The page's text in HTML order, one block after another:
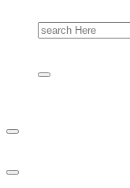
Search
for: